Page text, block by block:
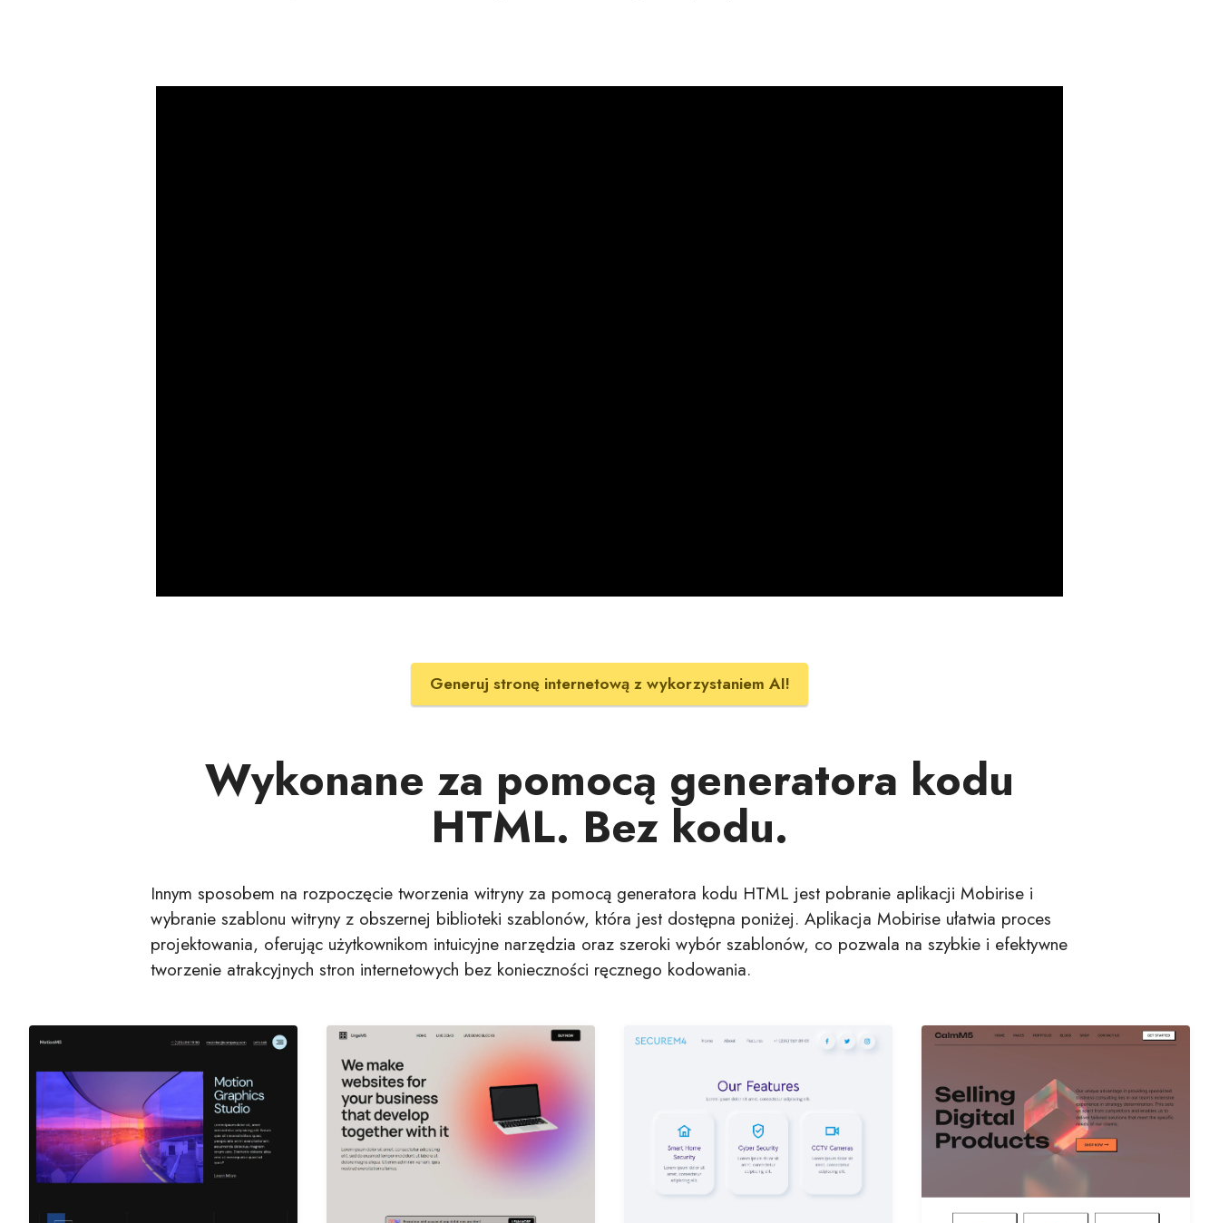
Generuj stronę internetową z wykorzystaniem AI!
Wykonane za pomocą generatora kodu
HTML. Bez kodu.
Innym sposobem na rozpoczęcie tworzenia witryny za pomocą generatora kodu HTML jest pobranie aplikacji Mobirise i
wybranie szablonu witryny z obszernej biblioteki szablonów, która jest dostępna poniżej. Aplikacja Mobirise ułatwia proces
projektowania, oferując użytkownikom intuicyjne narzędzia oraz szeroki wybór szablonów, co pozwala na szybkie i efektywne
tworzenie atrakcyjnych stron internetowych bez konieczności ręcznego kodowania.